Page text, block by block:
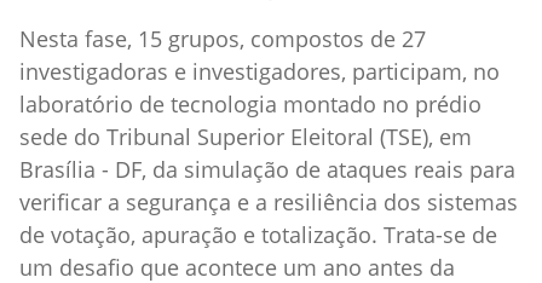
Nesta fase, 15 grupos, compostos de 27
investigadoras e investigadores, participam, no
laboratório de tecnologia montado no prédio
sede do Tribunal Superior Eleitoral (TSE), em
Brasília - DF, da simulação de ataques reais para
verificar a segurança e a resiliência dos sistemas
de votação, apuração e totalização. Trata-se de
um desafio que acontece um ano antes da